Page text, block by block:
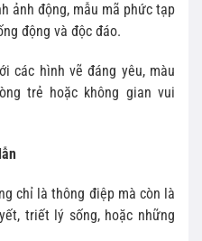
ảnh động, mẫu mã phức tạp
động và độc đáo.
các hình vẽ đáng yêu, màu
trẻ hoặc không gian vui
chỉ là thông điệp mà còn là
triết lý sống, hoặc những